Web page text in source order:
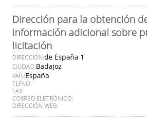
Dirección para la obtención
información adicional sobre
licitación
DIRECCIÓN:de España 1
CIUDAD:Badajoz
PAÍS:España
TLFNO:
FAX:
CORREO ELETRÓNICO:
DIRECCIÓN WEB: